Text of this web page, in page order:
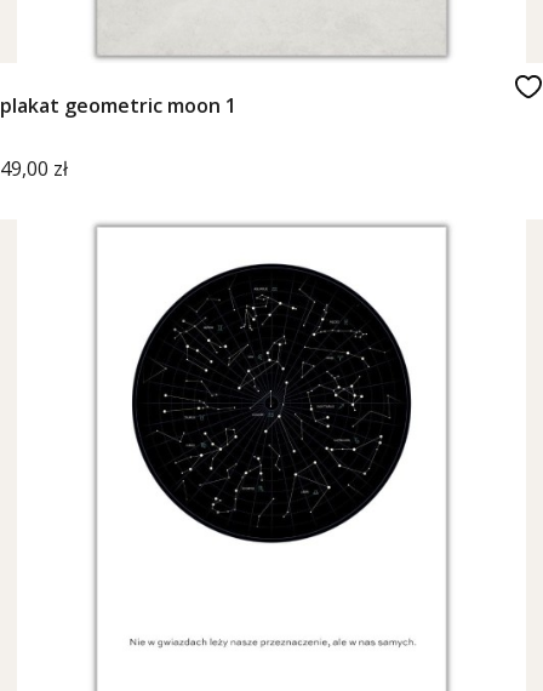
plakat geometric moon 1
Cena
49,00 zł